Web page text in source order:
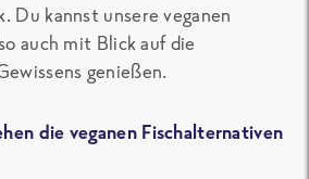
Du kannst unsere veganen
auch mit Blick auf die
genießen.
die veganen Fischalternativen